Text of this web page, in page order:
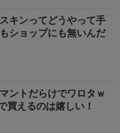
キンってどうやって手
ショップにも無いんだ
ントだらけでワロタｗ
買えるのは嬉しい！